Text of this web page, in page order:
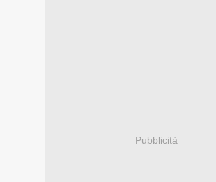
Pubblicità